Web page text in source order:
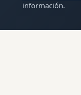
información.